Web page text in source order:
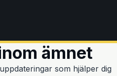
ämnet
som hjälper dig